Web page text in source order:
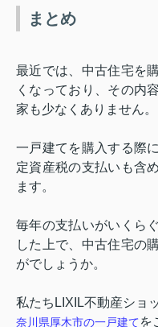
まとめ
最近では、中古住宅を
くなっており、その内
家も少なくありません。
一戸建てを購入する際
定資産税の支払いも含
ます。
毎年の支払いがいくら
した上で、中古住宅の
がでしょうか。
私たち LIXIL不動産ショ
奈川県厚木市の一戸建てを